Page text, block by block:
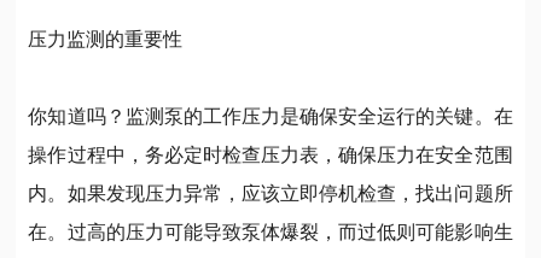
压力监测的重要性
你知道吗？监测泵的工作压力是确保安全运行的关键。在
操作过程中，务必定时检查压力表，确保压力在安全范围
内。如果发现压力异常，应该立即停机检查，找出问题所
在。过高的压力可能导致泵体爆裂，而过低则可能影响生